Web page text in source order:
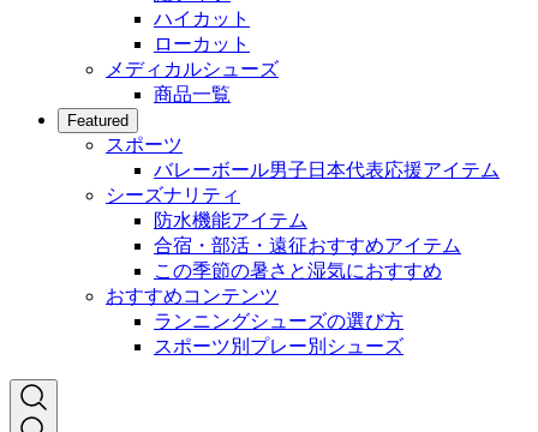
ハイカット
ローカット
メディカルシューズ
商品一覧
Featured
スポーツ
バレーボール男子日本代表応援アイテム
シーズナリティ
防水機能アイテム
合宿・部活・遠征おすすめアイテム
この季節の暑さと湿気におすすめ
おすすめコンテンツ
ランニングシューズの選び方
スポーツ別プレー別シューズ